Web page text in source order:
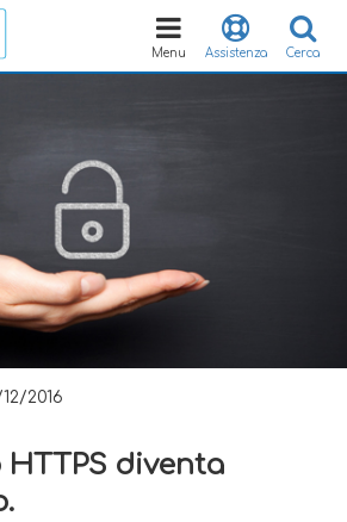
Cerca
Assistenza
Toggle
navigation
Menu
2016
diventa